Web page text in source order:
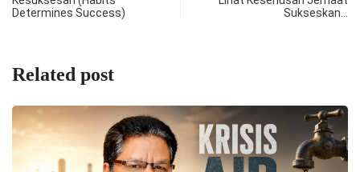
Determines Success)
Sukseskan…
Related post